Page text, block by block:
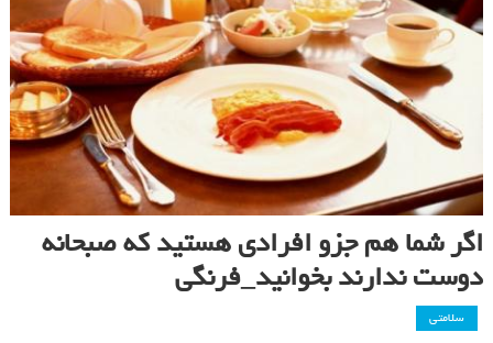
اگر شما هم جزو افرادی هستید که صبحانه
دوست ندارند بخوانید_فرنگی
سلامتی